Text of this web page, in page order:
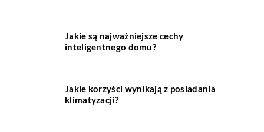
Jakie są najważniejsze cechy
inteligentnego domu?
Jakie korzyści wynikają z posiadania
klimatyzacji?